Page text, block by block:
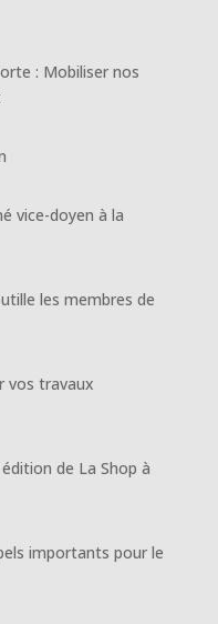
: Mobiliser nos
vice-doyen à la
les membres de
vos travaux
de La Shop à
importants pour le